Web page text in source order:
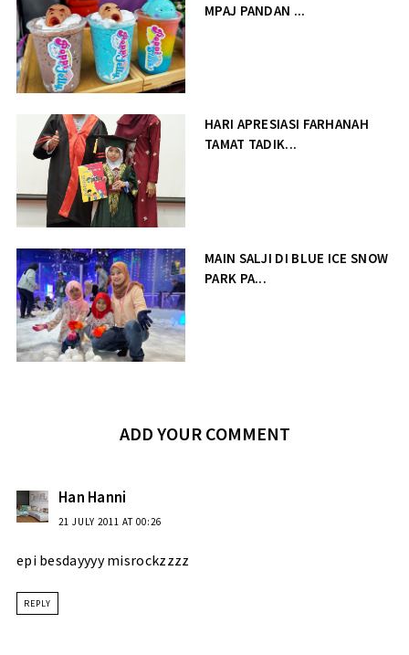
MPAJ PANDAN ...
HARI APRESIASI FARHANAH
TAMAT TADIK...
MAIN SALJI DI BLUE ICE SNOW
PARK PA...
ADD YOUR COMMENT
Han Hanni
21 JULY 2011 AT 00:26
epi besdayyyy misrockzzzz
REPLY